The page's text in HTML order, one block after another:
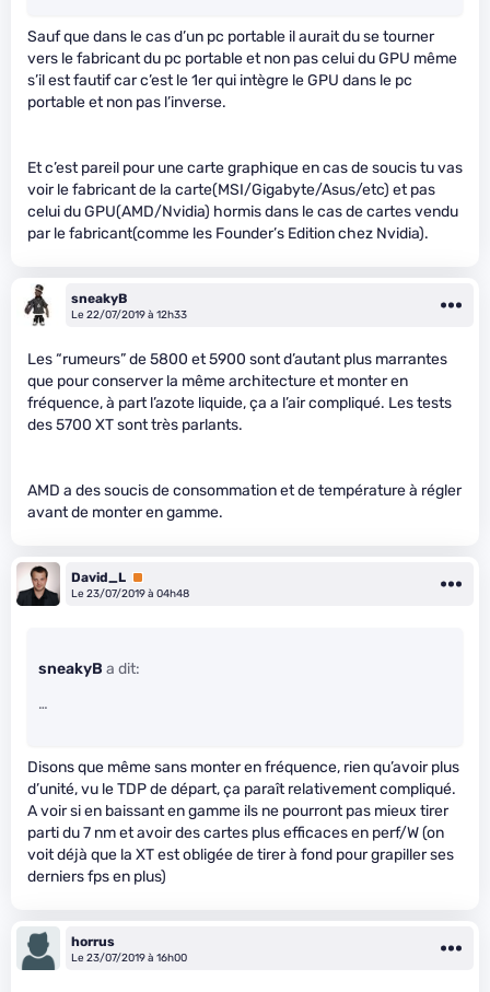
Sauf que dans le cas d’un pc portable il aurait du se tourner
vers le fabricant du pc portable et non pas celui du GPU même
s’il est fautif car c’est le 1er qui intègre le GPU dans le pc
portable et non pas l’inverse.
Et c’est pareil pour une carte graphique en cas de soucis tu vas
voir le fabricant de la carte(MSI/Gigabyte/Asus/etc) et pas
celui du GPU(AMD/Nvidia) hormis dans le cas de cartes vendu
par le fabricant(comme les Founder’s Edition chez Nvidia).
sneakyB
Le 22/07/2019 à 12h33
Les “rumeurs” de 5800 et 5900 sont d’autant plus marrantes
que pour conserver la même architecture et monter en
fréquence, à part l’azote liquide, ça a l’air compliqué. Les tests
des 5700 XT sont très parlants.
AMD a des soucis de consommation et de température à régler
avant de monter en gamme.
David_L Premium
Le 23/07/2019 à 04h48
sneakyB a dit:
…
Disons que même sans monter en fréquence, rien qu’avoir plus
d’unité, vu le TDP de départ, ça paraît relativement compliqué.
A voir si en baissant en gamme ils ne pourront pas mieux tirer
parti du 7 nm et avoir des cartes plus efficaces en perf/W (on
voit déjà que la XT est obligée de tirer à fond pour grapiller ses
derniers fps en plus)
horrus
Le 23/07/2019 à 16h00